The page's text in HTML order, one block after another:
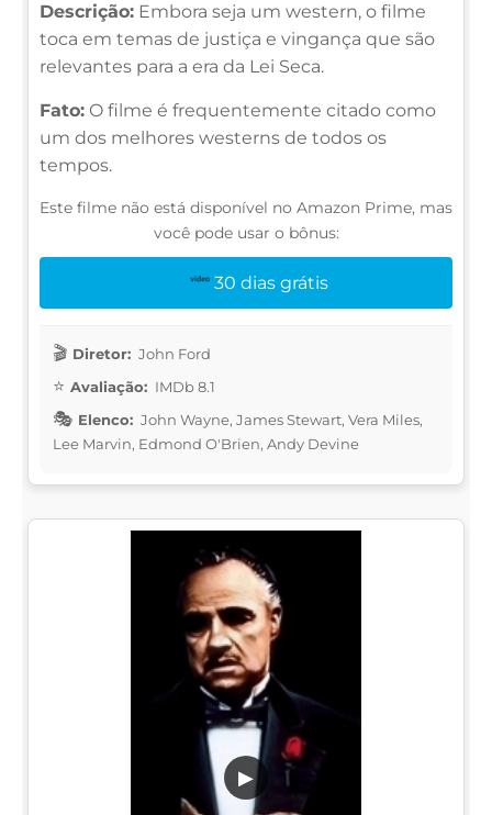
Descrição: Embora seja um western, o filme
toca em temas de justiça e vingança que são
relevantes para a era da Lei Seca.
Fato: O filme é frequentemente citado como
um dos melhores westerns de todos os
tempos.
Este filme não está disponível no Amazon Prime, mas
você pode usar o bônus:
30 dias grátis
Diretor: John Ford
Avaliação: IMDb 8.1
Elenco: John Wayne, James Stewart, Vera Miles,
Lee Marvin, Edmond O'Brien, Andy Devine
▶